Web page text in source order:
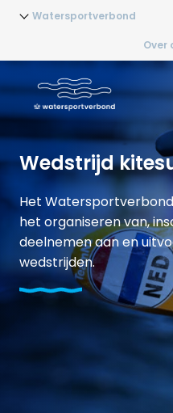
Watersportverbond
Over
Wedstrijd
Het
het organiseren van,
deelnemen aan en
wedstrijden.